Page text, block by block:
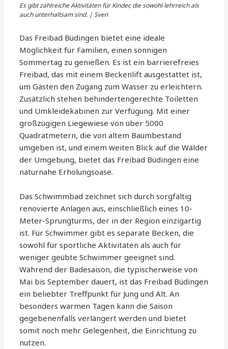
Es gibt zahlreiche Aktivitäten für Kinder, die sowohl lehrreich als
auch unterhaltsam sind. | Sven
Das Freibad Büdingen bietet eine ideale
Möglichkeit für Familien, einen sonnigen
Sommertag zu genießen. Es ist ein barrierefreies
Freibad, das mit einem Beckenlift ausgestattet ist,
um Gästen den Zugang zum Wasser zu erleichtern.
Zusätzlich stehen behindertengerechte Toiletten
und Umkleidekabinen zur Verfügung. Mit einer
großzügigen Liegewiese von über 5000
Quadratmetern, die von altem Baumbestand
umgeben ist, und einem weiten Blick auf die Wälder
der Umgebung, bietet das Freibad Büdingen eine
naturnahe Erholungsoase.
Das Schwimmbad zeichnet sich durch sorgfältig
renovierte Anlagen aus, einschließlich eines 10-
Meter-Sprungturms, der in der Region einzigartig
ist. Für Schwimmer gibt es separate Becken, die
sowohl für sportliche Aktivitäten als auch für
weniger geübte Schwimmer geeignet sind.
Während der Badesaison, die typischerweise von
Mai bis September dauert, ist das Freibad Büdingen
ein beliebter Treffpunkt für Jung und Alt. An
besonders warmen Tagen kann die Saison
gegebenenfalls verlängert werden und bietet
somit noch mehr Gelegenheit, die Einrichtung zu
nutzen.